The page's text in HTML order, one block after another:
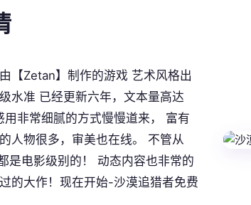
【Zetan】制作的游戏 艺术风格出
水准 已经更新六年，文本量高达
用非常细腻的方式慢慢道来， 富有
人物很多，审美也在线。 不管从
是电影级别的！ 动态内容也非常的
的大作！现在开始-沙漠追猎者免费